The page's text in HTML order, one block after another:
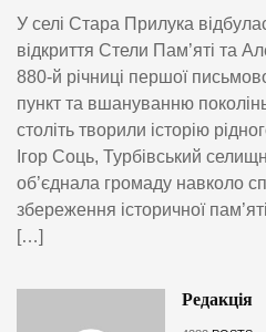
У селі Стара Прилука
відкриття Стели Пам’яті та
880-й річниці першої
пункт та вшануванню
століть творили історію
Ігор Соць, Турбівський
об’єднала громаду навколо
збереження історичної
[…]
Редакція